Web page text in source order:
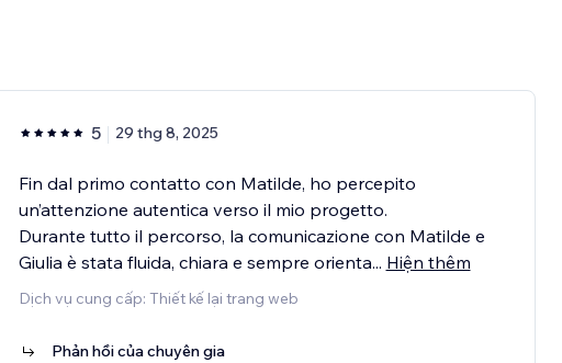
5 29 thg 8, 2025
Fin dal primo contatto con Matilde, ho percepito
un’attenzione autentica verso il mio progetto.
Durante tutto il percorso, la comunicazione con Matilde e
Giulia è stata fluida, chiara e sempre orienta... Hiện thêm
Dịch vụ cung cấp: Thiết kế lại trang web
Phản hồi của chuyên gia